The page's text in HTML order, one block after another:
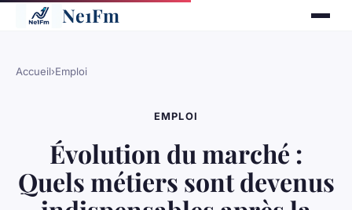
Ne1Fm
Accueil›Emploi
EMPLOI
Évolution du marché :
Quels métiers sont devenus